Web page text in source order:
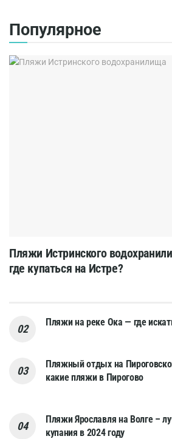
Популярное
Пляжи Истринского
где купаться на Истре?
Пляжи на реке Ока — где
Пляжный отдых на
какие пляжи в Пирогово
Пляжи Ярославля на Волге –
купания в 2024 году